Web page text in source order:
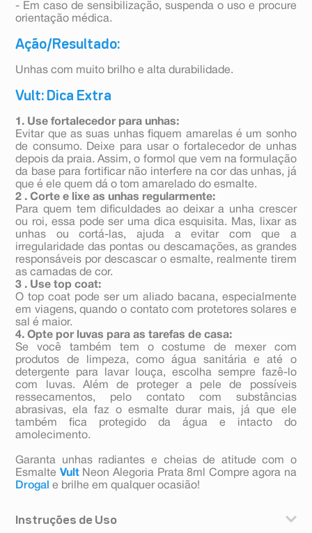
- Em caso de sensibilização, suspenda o uso e procure
orientação médica.
Ação/Resultado:
Unhas com muito brilho e alta durabilidade.
Vult: Dica Extra
1. Use fortalecedor para unhas:
Evitar que as suas unhas fiquem amarelas é um sonho
de consumo. Deixe para usar o fortalecedor de unhas
depois da praia. Assim, o formol que vem na formulação
da base para fortificar não interfere na cor das unhas, já
que é ele quem dá o tom amarelado do esmalte.
2 . Corte e lixe as unhas regularmente:
Para quem tem dificuldades ao deixar a unha crescer
ou roi, essa pode ser uma dica esquisita. Mas, lixar as
unhas ou cortá-las, ajuda a evitar com que a
irregularidade das pontas ou descamações, as grandes
responsáveis por descascar o esmalte, realmente tirem
as camadas de cor.
3 . Use top coat:
O top coat pode ser um aliado bacana, especialmente
em viagens, quando o contato com protetores solares e
sal é maior.
4. Opte por luvas para as tarefas de casa:
Se você também tem o costume de mexer com
produtos de limpeza, como água sanitária e até o
detergente para lavar louça, escolha sempre fazê-lo
com luvas. Além de proteger a pele de possíveis
ressecamentos, pelo contato com substâncias
abrasivas, ela faz o esmalte durar mais, já que ele
também fica protegido da água e intacto do
amolecimento.
Garanta unhas radiantes e cheias de atitude com o
Esmalte Vult Neon Alegoria Prata 8ml Compre agora na
Drogale brilhe em qualquer ocasião!
Instruções de Uso